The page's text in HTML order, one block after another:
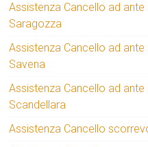
Assistenza Cancello ad
Saragozza
Assistenza Cancello ad
Savena
Assistenza Cancello ad
Scandellara
Assistenza Cancello